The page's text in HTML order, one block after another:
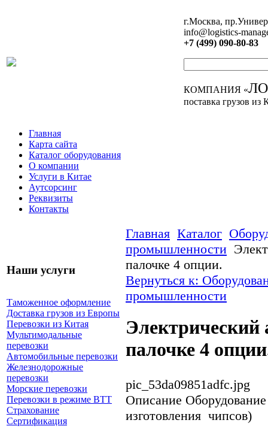
г.Москва,
info@logistics-
+7 (499) 090-80-83
КОМПАНИЯ «
поставка грузов из
Главная
Карта сайта
Каталог оборудования
О компании
Услуги в Китае
Аутсорсинг
Реквизиты
Контакты
Наши услуги
Таможенное оформление
Доставка грузов из Европы
Перевозки из Китая
Мультимодальные
перевозки
Автомобильные перевозки
Железнодорожные
перевозки
Морские перевозки
Перевозки в режиме ВТТ
Страхование
Сертификация
Главная Каталог
промышленности
палочке 4 опции.
Вернуться к:
промышленности
Электрический
палочке 4
pic_53da09851adfc.jpg
Описание
изготовления чипсов)